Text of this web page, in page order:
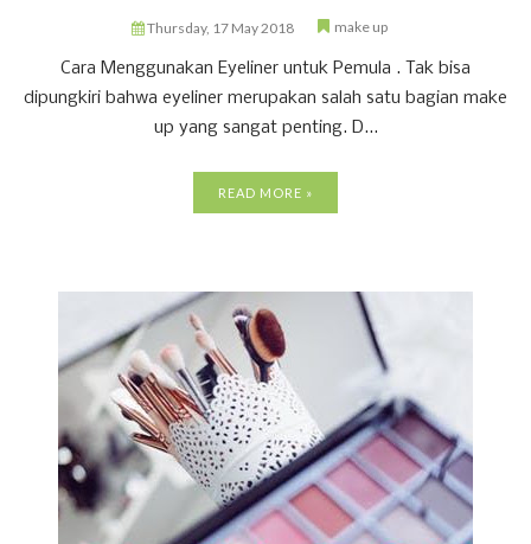
Thursday, 17 May 2018 make up
Cara Menggunakan Eyeliner untuk Pemula . Tak bisa
dipungkiri bahwa eyeliner merupakan salah satu bagian make
up yang sangat penting. D...
READ MORE »